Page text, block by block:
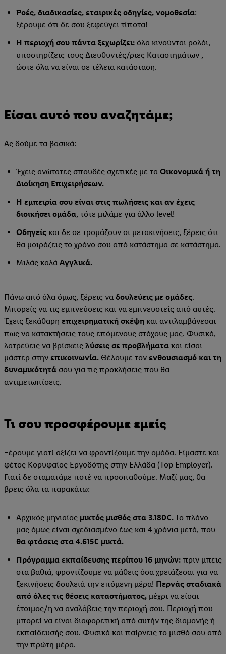
Ροές, διαδικασίες, εταιρικές οδηγίες, νομοθεσία:
ξέρουμε ότι δε σου ξεφεύγει τίποτα!
Η περιοχή σου πάντα ξεχωρίζει: όλα κινούνται ρολόι,
υποστηρίζεις τους Διευθυντές/ριες Καταστημάτων ,
ώστε όλα να είναι σε τέλεια κατάσταση.
Είσαι αυτό που αναζητάμε;
Ας δούμε τα βασικά:
Έχεις ανώτατες σπουδές σχετικές με τα Οικονομικά ή τη
Διοίκηση Επιχειρήσεων.
Η εμπειρία σου είναι στις πωλήσεις και αν έχεις
διοικήσει ομάδα, τότε μιλάμε για άλλο level!
Οδηγείς και δε σε τρομάζουν οι μετακινήσεις, ξέρεις ότι
θα μοιράζεις το χρόνο σου από κατάστημα σε κατάστημα.
Μιλάς καλά Αγγλικά.
Πάνω από όλα όμως, ξέρεις να δουλεύεις με ομάδες.
Μπορείς να τις εμπνεύσεις και να εμπνευστείς από αυτές.
Έχεις ξεκάθαρη επιχειρηματική σκέψη και αντιλαμβάνεσαι
πως να κατακτήσεις τους επόμενους στόχους μας. Φυσικά,
λατρεύεις να βρίσκεις λύσεις σε προβλήματα και είσαι
μάστερ στην επικοινωνία. Θέλουμε τον ενθουσιασμό και τη
δυναμικότητά σου για τις προκλήσεις που θα
αντιμετωπίσεις.
Τι σου προσφέρουμε εμείς
Ξέρουμε γιατί αξίζει να φροντίζουμε την ομάδα. Είμαστε και
φέτος Κορυφαίος Εργοδότης στην Ελλάδα (Top Employer).
Γιατί δε σταματάμε ποτέ να προσπαθούμε. Μαζί μας, θα
βρεις όλα τα παρακάτω:
Αρχικός μηνιαίος μικτός μισθός στα 3.180€.Το πλάνο
μας όμως είναι σχεδιασμένο έως και 4 χρόνια μετά, που
θα φτάσεις στα 4.615€ μικτά.
Πρόγραμμα εκπαίδευσης περίπου 16 μηνών: πριν μπεις
στα βαθιά, φροντίζουμε να μάθεις όσα χρειάζεσαι για να
ξεκινήσεις δουλειά την επόμενη μέρα! Περνάς σταδιακά
από όλες τις θέσεις καταστήματος, μέχρι να είσαι
έτοιμος/η να αναλάβεις την περιοχή σου. Περιοχή που
μπορεί να είναι διαφορετική από αυτήν της διαμονής ή
εκπαίδευσής σου. Φυσικά και παίρνεις το μισθό σου από
την πρώτη μέρα.